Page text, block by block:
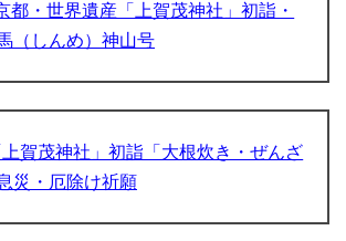
都・世界遺産「上賀茂神社」初詣・
（しんめ）神山号
賀茂神社」初詣「大根炊き・ぜんざ
災・厄除け祈願